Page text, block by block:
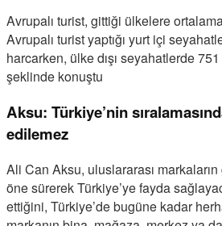
Avrupalı turist, gittiği ülkelere
Avrupalı turist yaptığı yurt içi
harcarken, ülke dışı seyahatlerde
şeklinde konuştu
Aksu: Türkiye’nin
edilemez
Ali Can Aksu, uluslararası
öne sürerek Türkiye’ye fayda
ettiğini, Türkiye’de bugüne kadar